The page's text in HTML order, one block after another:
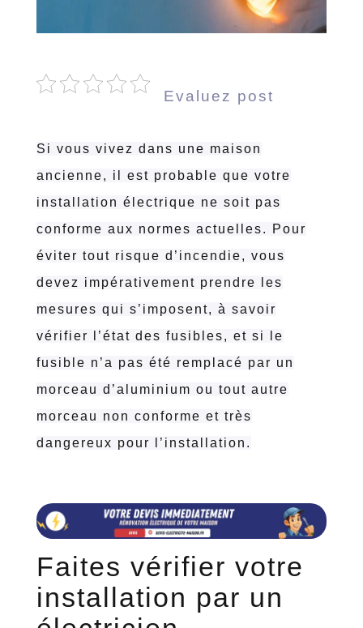
Evaluez post
Si vous vivez dans une maison
ancienne, il est probable que votre
installation électrique ne soit pas
conforme aux normes actuelles. Pour
éviter tout risque d’incendie, vous
devez impérativement prendre les
mesures qui s’imposent, à savoir
vérifier l’état des fusibles, et si le
fusible n’a pas été remplacé par un
morceau d’aluminium ou tout autre
morceau non conforme et très
dangereux pour l’installation.
Faites vérifier votre
installation par un